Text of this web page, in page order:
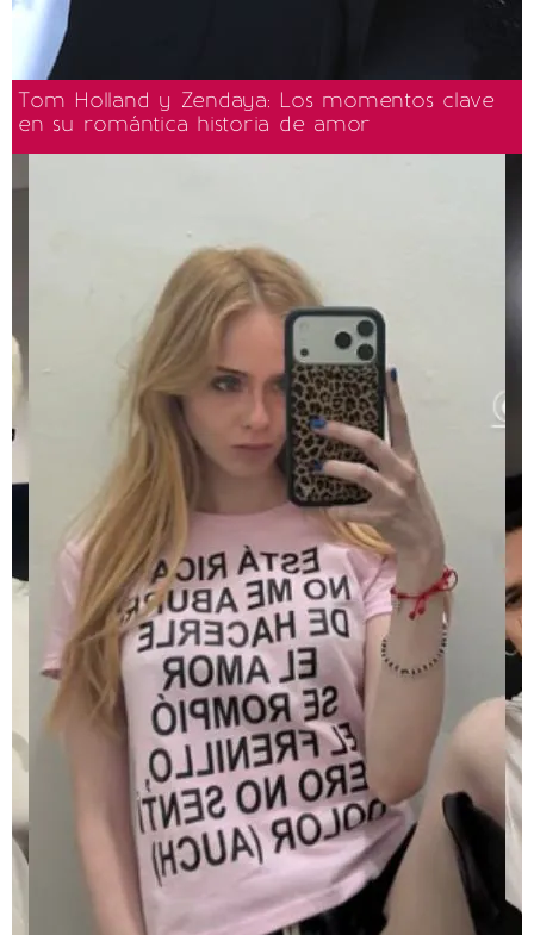
Tom Holland y Zendaya: Los momentos clave
en su romántica historia de amor